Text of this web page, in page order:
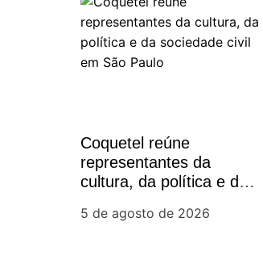
g
a
ã
o
d
Coquetel reúne
representantes da
cultura, da política e da
Paulo
5 de agosto de 2026